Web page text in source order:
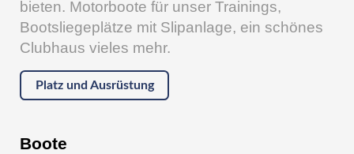
bieten. Motorboote für unser Trainings,
Bootsliegeplätze mit Slipanlage, ein schönes
Clubhaus vieles mehr.
Platz und Ausrüstung
Boote